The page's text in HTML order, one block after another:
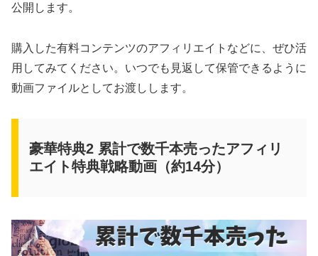
公開します。
購入した有料コンテンツのアフィリエイトなどに、ぜひ活
用してみてください。いつでも見返して保管できるように
動画ファイルとしてお渡しします。
豪華特典2 累計で数千本売ったアフィリ
エイト特典戦略動画（約14分）